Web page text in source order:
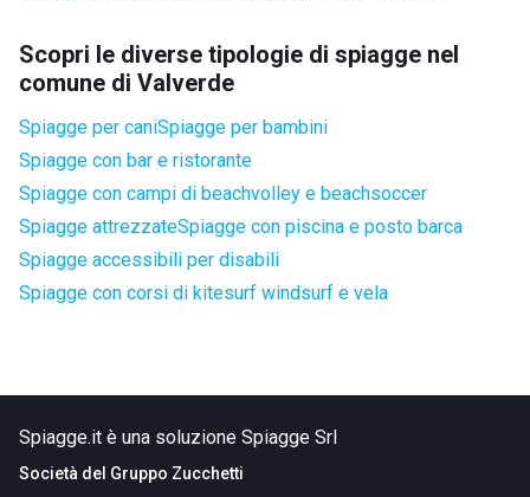
Scopri le diverse tipologie di spiagge nel
comune di Valverde
Spiagge per caniSpiagge per bambini
Spiagge con bar e ristorante
Spiagge con campi di beachvolley e beachsoccer
Spiagge attrezzateSpiagge con piscina e posto barca
Spiagge accessibili per disabili
Spiagge con corsi di kitesurf windsurf e vela
Spiagge.it è una soluzione Spiagge Srl
Società del Gruppo Zucchetti